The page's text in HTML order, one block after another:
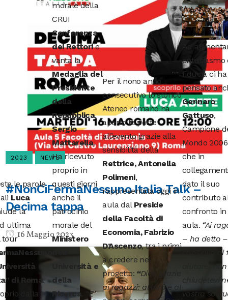
2023 NEWS
#NonCiFermaNessuno Italia Talk –
Decima tappa
16 Maggio 2023
le parole
Luca
la
ultima
tour
di Roma .
dalla
morale della
CRUI
Conferenza
dei Rettorie
vanta la
Medaglia del
Presidente
della
Repubblica,
Sergio
Mattarella.
Ha ricevuto
proprio in
questi giorni
anche il
patrocinio
morale del
Ministero
Università e
della
Ricerca
“E’
Per il nono anno
consecutivo lo storico
Ateneo romano ha
aperto le porte
all’evento grazie alla
sensibilità della
Rettrice, Antonella
Polimeni,
rappresentata oggi in
aula dal Preside
della Facoltà di
Economia, Fabrizio
D’Ascenzo, tra i primi
a credere nel
progetto: “Dico grazie
ai ragazzi: al loro e al
Ad
entusiasmo
fiducia ci ha
pensato
Gennaro
Gattuso,
Campione
Mondo
che in
dato il suo
contributo
confronto in
aula. “Ai
– ha detto –
consiglio di
aiutare: non
chiudetevi
vostra